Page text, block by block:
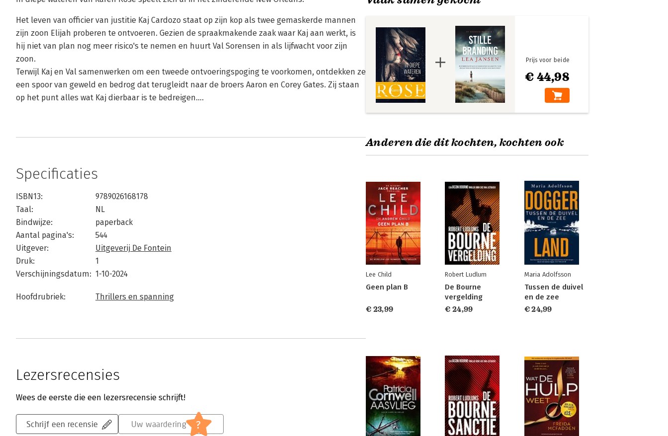
Het leven van officier van justitie Kaj Cardozo staat op zijn kop als twee gemaskerde mannen
zijn zoon Elijah proberen te ontvoeren. Gezien de spraakmakende zaak waar Kaj aan werkt, is
hij niet van plan nog meer risico's te nemen en huurt Val Sorensen in als lijfwacht voor zijn
zoon.
Terwijl Kaj en Val samenwerken om een tweede ontvoeringspoging te voorkomen, ontdekken ze
een spoor van geweld en bedrog dat terugleidt naar de broers Aaron en Corey Gates. Zij staan
op het punt alles wat Kaj dierbaar is te bedreigen….
Specificaties
ISBN13:
9789026168178
Taal:
NL
Bindwijze:
paperback
Aantal pagina's:
544
Uitgever:
Uitgeverij De Fontein
Druk:
1
Verschijningsdatum: 1-10-2024
Hoofdrubriek: Thrillers en spanning
Lezersrecensies
Wees de eerste die een lezersrecensie schrijft!
Schrijf een recensie Uw waardering ?
€ 44,98
Prijs voor beide
Anderen die dit kochten, kochten ook
Lee Child
Geen plan B
€ 23,99
Robert Ludlum
De Bourne
vergelding
€ 24,99
Maria Adolfsson
Tussen de duivel
en de zee
€ 24,99